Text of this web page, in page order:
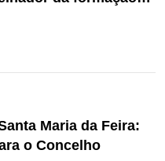
Feirense
Maria da Feira:
o Concelho